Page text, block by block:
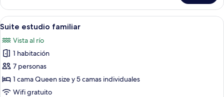
triple
panorámica
Abrir
todas
las
fotos
de
Suite
estudio
Cortinas blackout, tabla de planchar
1
Suite estudio familiar
Vista al río
1 habitación
7 personas
1 cama Queen size y 5 camas individuales
Wifi gratuito